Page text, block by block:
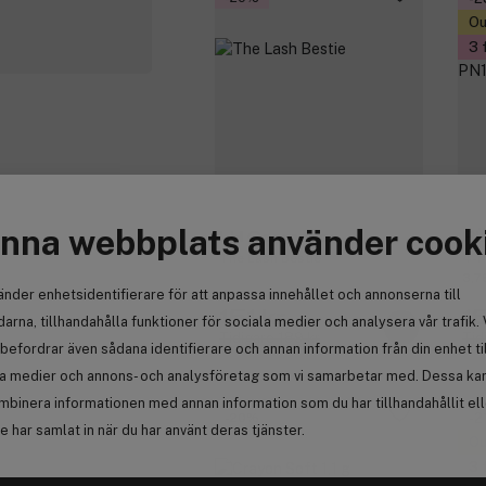
webbplats använder
enhetsidentifierare för att anpassa innehållet och annonserna till
tillhandahålla funktioner för sociala medier och analysera vår trafik.
även sådana identifierare och annan information från din enhet
medier och annons- och analysföretag som vi samarbetar med. Dessa
informationen med annan information som du har tillhandahållit
har samlat in när du har använt deras tjänster.
LH Cosmetics
The Lash Bestie
151 kr
3
4-